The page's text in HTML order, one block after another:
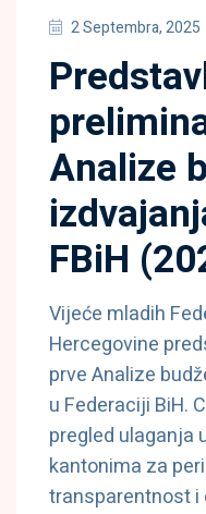
2 Septembra, 2025
Analize
FBiH
Vijeće mladih
Hercegovine
prve Analize
u Federaciji BiH.
pregled ulaganja
kantonima za
transparentnost